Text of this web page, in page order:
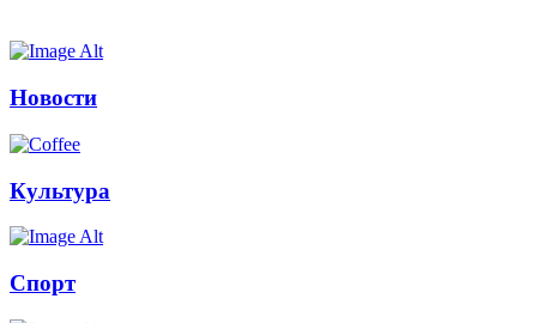
Новости
Культура
Спорт